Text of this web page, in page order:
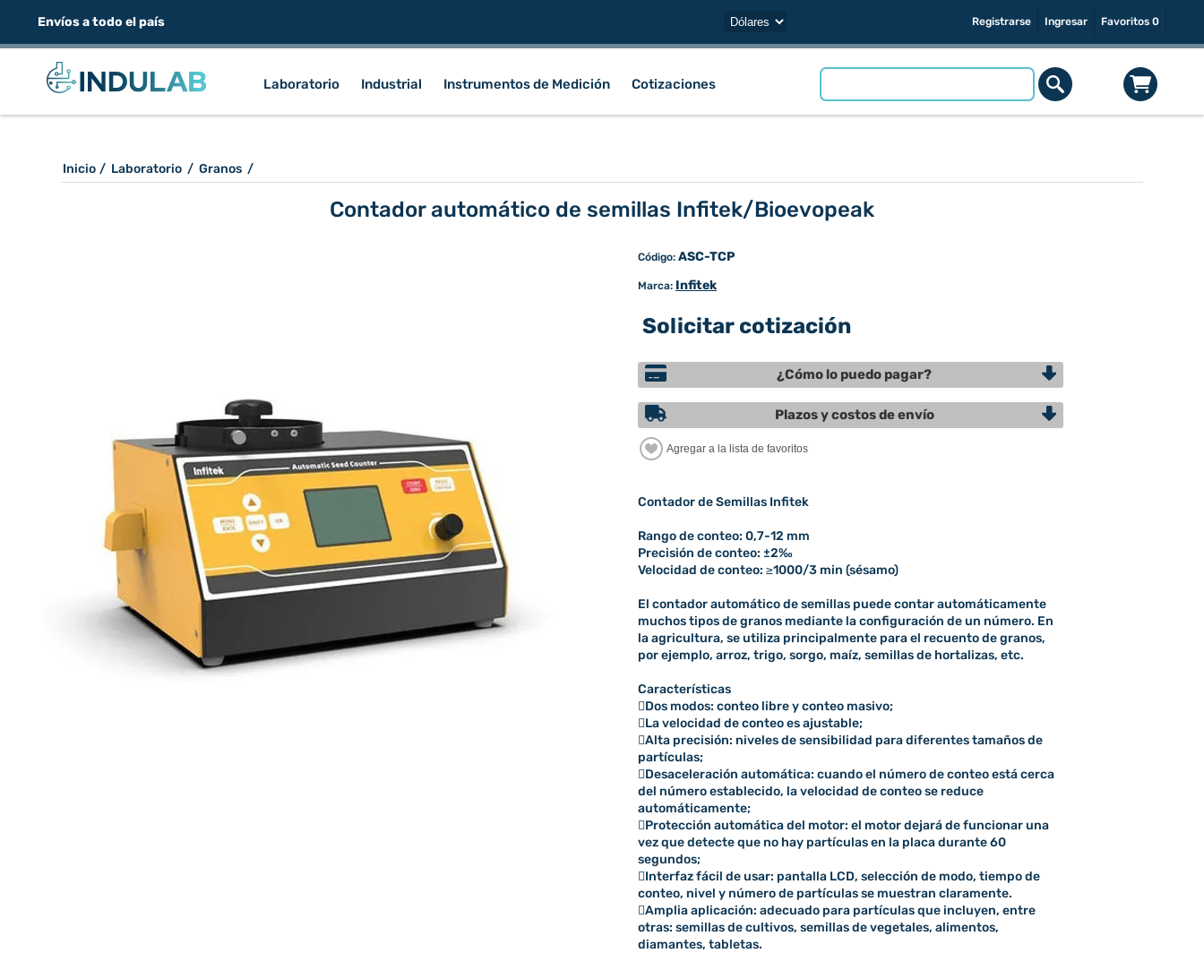
Envíos a todo el país Registrarse Ingresar Favoritos 0
Laboratorio Industrial Instrumentos de Medición Cotizaciones
Inicio / Laboratorio / Granos /
Contador automático de semillas Infitek/Bioevopeak
Código: ASC-TCP
Marca: Infitek
Solicitar cotización
¿Cómo lo puedo pagar?
Plazos y costos de envío
Contador de Semillas Infitek
Rango de conteo: 0,7-12 mm
Precisión de conteo: ±2‰
Velocidad de conteo: ≥1000/3 min (sésamo)
El contador automático de semillas puede contar automáticamente
muchos tipos de granos mediante la configuración de un número. En
la agricultura, se utiliza principalmente para el recuento de granos,
por ejemplo, arroz, trigo, sorgo, maíz, semillas de hortalizas, etc.
Características
Dos modos: conteo libre y conteo masivo;
La velocidad de conteo es ajustable;
Alta precisión: niveles de sensibilidad para diferentes tamaños de
partículas;
Desaceleración automática: cuando el número de conteo está cerca
del número establecido, la velocidad de conteo se reduce
automáticamente;
Protección automática del motor: el motor dejará de funcionar una
vez que detecte que no hay partículas en la placa durante 60
segundos;
Interfaz fácil de usar: pantalla LCD, selección de modo, tiempo de
conteo, nivel y número de partículas se muestran claramente.
Amplia aplicación: adecuado para partículas que incluyen, entre
otras: semillas de cultivos, semillas de vegetales, alimentos,
diamantes, tabletas.